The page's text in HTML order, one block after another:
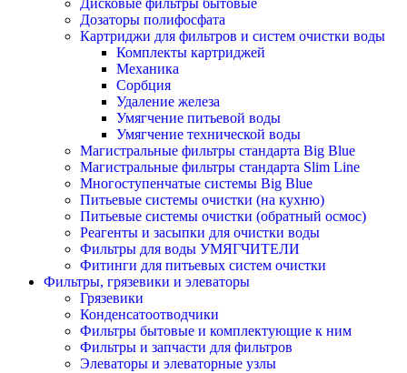
Дисковые фильтры бытовые
Дозаторы полифосфата
Картриджи для фильтров и систем очистки воды
Комплекты картриджей
Механика
Сорбция
Удаление железа
Умягчение питьевой воды
Умягчение технической воды
Магистральные фильтры стандарта Big Blue
Магистральные фильтры стандарта Slim Line
Многоступенчатые системы Big Blue
Питьевые системы очистки (на кухню)
Питьевые системы очистки (обратный осмос)
Реагенты и засыпки для очистки воды
Фильтры для воды УМЯГЧИТЕЛИ
Фитинги для питьевых систем очистки
Фильтры, грязевики и элеваторы
Грязевики
Конденсатоотводчики
Фильтры бытовые и комплектующие к ним
Фильтры и запчасти для фильтров
Элеваторы и элеваторные узлы